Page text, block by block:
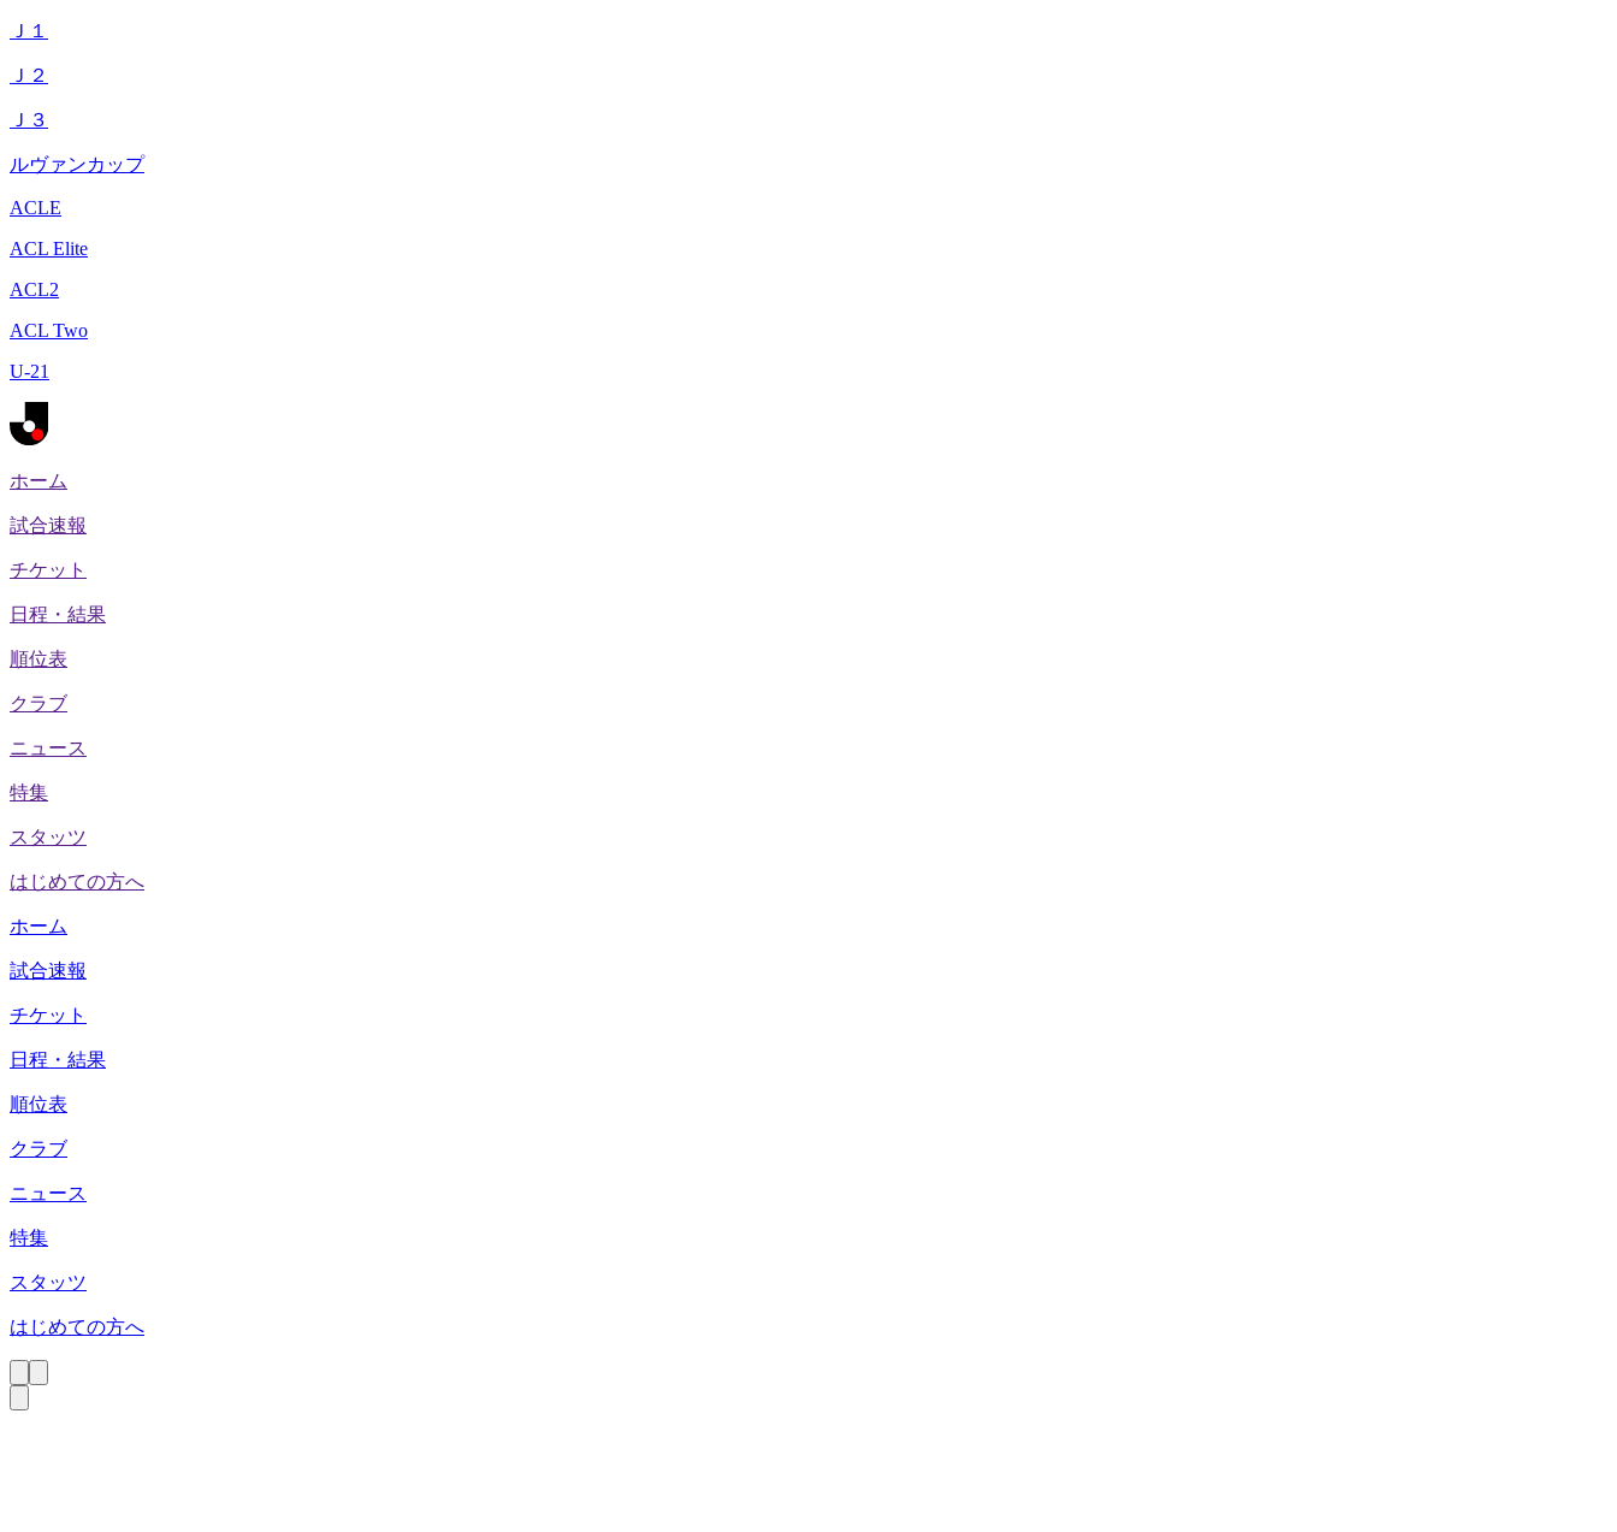
Ｊ１
Ｊ２
Ｊ３
ルヴァンカップ
ACLE
ACL Elite
ACL2
ACL Two
U-21
ホーム
試合速報
チケット
日程・結果
順位表
クラブ
ニュース
特集
スタッツ
はじめての方へ
ホーム
試合速報
チケット
日程・結果
順位表
クラブ
ニュース
特集
スタッツ
はじめての方へ